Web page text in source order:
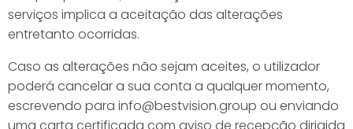
serviços implica a aceitação das alterações
entretanto ocorridas.
Caso as alterações não sejam aceites, o utilizador
poderá cancelar a sua conta a qualquer momento,
escrevendo para info@bestvision.group ou enviando
uma carta certificada com aviso de recepção dirigida